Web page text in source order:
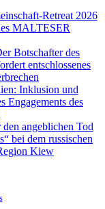
Retreat 2026
MALTESER
Botschafter des
entschlossenes
Inklusion und
Engagements des
angeblichen Tod
bei dem russischen
Kiew